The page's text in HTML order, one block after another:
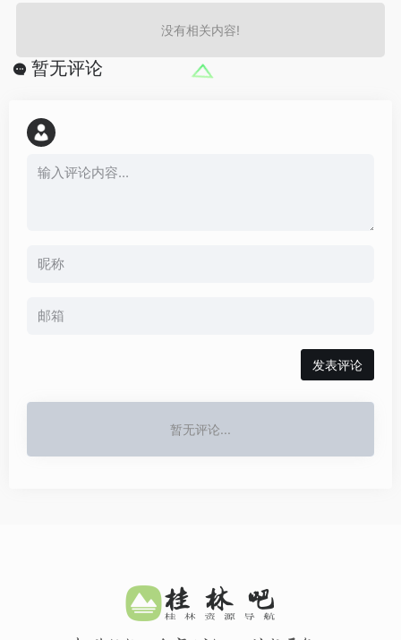
没有相关内容!
暂无评论
发表评论
暂无评论...